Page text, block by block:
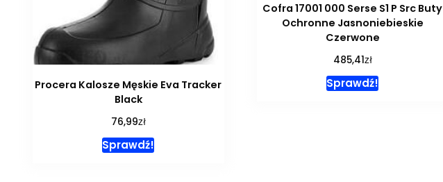
Procera Kalosze Męskie Eva Tracker
Black
76,99zł
Sprawdź!
Cofra 17001 000 Serse S1 P Src Buty
Ochronne Jasnoniebieskie
Czerwone
485,41zł
Sprawdź!